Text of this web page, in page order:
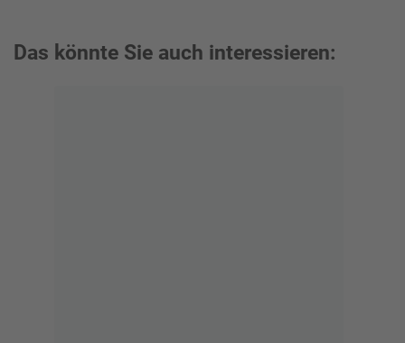
Das könnte Sie auch interessieren: